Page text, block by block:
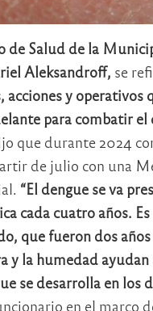
de Salud de la
Aleksandroff, se
acciones y operativos
para combatir el
que durante 2024
de julio con una
“El dengue se va
cada cuatro años.
que fueron dos
y la humedad ayudan
se desarrolla en los
en el marco